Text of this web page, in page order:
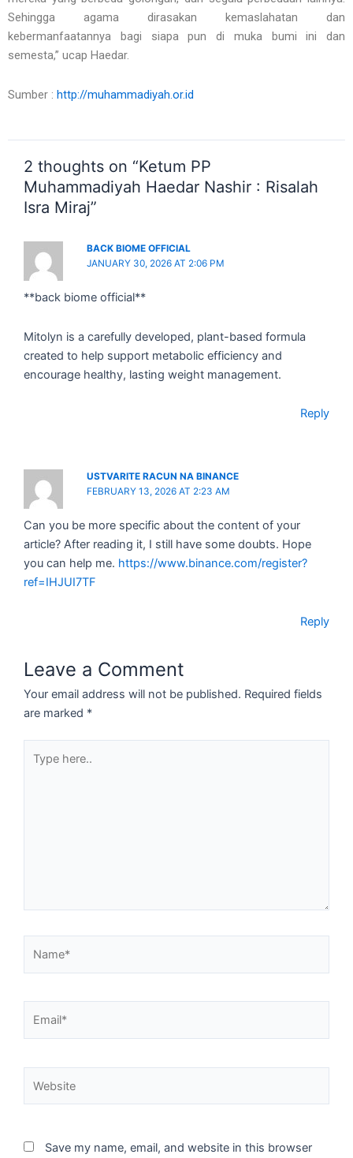
Sehingga agama dirasakan kemaslahatan dan
kebermanfaatannya bagi siapa pun di muka bumi ini dan
semesta,” ucap Haedar.
Sumber : http://muhammadiyah.or.id
2 thoughts on “Ketum PP
Muhammadiyah Haedar Nashir : Risalah
Isra Miraj”
BACK BIOME OFFICIAL
JANUARY 30, 2026 AT 2:06 PM
**back biome official**
Mitolyn is a carefully developed, plant-based formula
created to help support metabolic efficiency and
encourage healthy, lasting weight management.
Reply
USTVARITE RACUN NA BINANCE
FEBRUARY 13, 2026 AT 2:23 AM
Can you be more specific about the content of your
article? After reading it, I still have some doubts. Hope
you can help me. https://www.binance.com/register?
ref=IHJUI7TF
Reply
Leave a Comment
Your email address will not be published. Required fields
are marked *
here..
Save my name, email, and website in this browser